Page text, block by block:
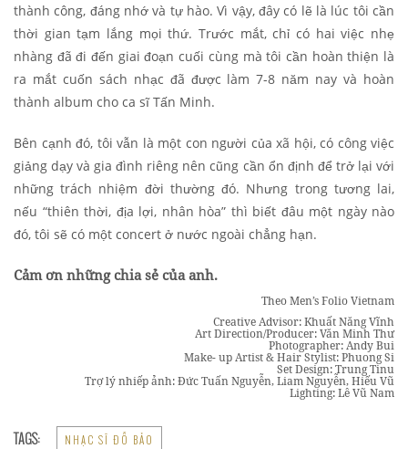
thành công, đáng nhớ và tự hào. Vì vậy, đây có lẽ là lúc tôi cần
thời gian tạm lắng mọi thứ. Trước mắt, chỉ có hai việc nhẹ
nhàng đã đi đến giai đoạn cuối cùng mà tôi cần hoàn thiện là
ra mắt cuốn sách nhạc đã được làm 7-8 năm nay và hoàn
thành album cho ca sĩ Tấn Minh.
Bên cạnh đó, tôi vẫn là một con người của xã hội, có công việc
giảng dạy và gia đình riêng nên cũng cần ổn định để trở lại với
những trách nhiệm đời thường đó. Nhưng trong tương lai,
nếu “thiên thời, địa lợi, nhân hòa” thì biết đâu một ngày nào
đó, tôi sẽ có một concert ở nước ngoài chẳng hạn.
Cảm ơn những chia sẻ của anh.
Theo Men’s Folio Vietnam
Creative Advisor: Khuất Năng Vĩnh
Art Direction/Producer: Văn Minh Thư
Photographer: Andy Bui
Make- up Artist & Hair Stylist: Phuong Si
Set Design: Trung Tinu
Trợ lý nhiếp ảnh: Đức Tuấn Nguyễn, Liam Nguyễn, Hiếu Vũ
Lighting: Lê Vũ Nam
TAGS: NHẠC SĨ ĐỖ BẢO